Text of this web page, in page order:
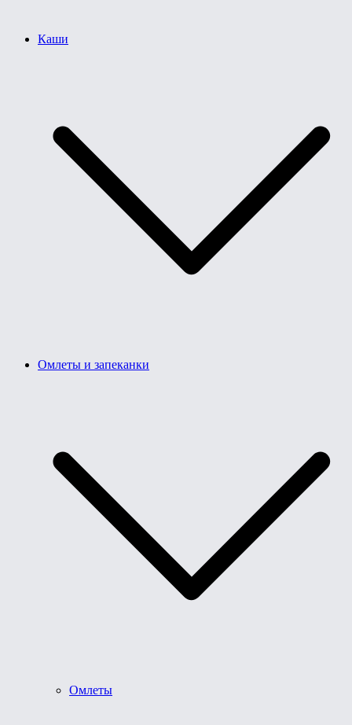
Каши
Омлеты и запеканки
Омлеты